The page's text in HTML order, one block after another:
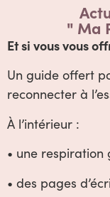
" Ma
Et si vous vous
Un guide offert
reconnecter à
À l’intérieur :
• une respiration
• des pages